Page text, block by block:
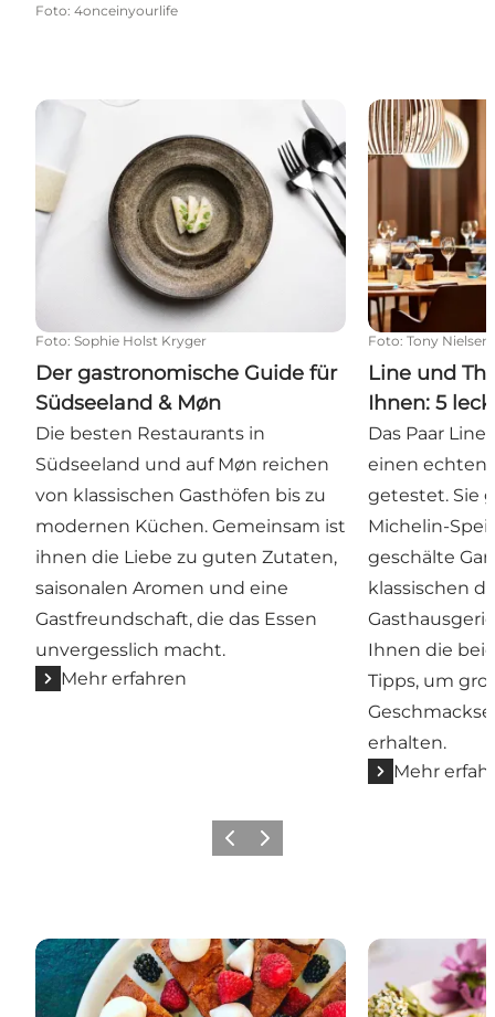
Foto: 4onceinyourlife
Der gastronomische Guide für Südseeland & Møn
Foto: Sophie Holst Kryger
Der gastronomische Guide für
Südseeland & Møn
Die besten Restaurants in
Südseeland und auf Møn reichen
von klassischen Gasthöfen bis zu
modernen Küchen. Gemeinsam ist
ihnen die Liebe zu guten Zutaten,
saisonalen Aromen und eine
Gastfreundschaft, die das Essen
unvergesslich macht.
Mehr erfahren
Line und
Foto: Tony Nielsen
Line und
Ihnen: 5
Das Paar
einen echten
getestet. Sie
Michelin-
geschälte
klassischen
Ihnen die
Tipps, um
erhalten.
Mehr
ZurückWeiter
Familienfreundliche Restaurants Empfohlene